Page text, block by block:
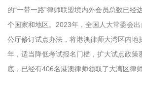
的“一带一路”律师联盟境内外会员总数已经
个国家和地区。2023年，全国人大常委会
公厅修订试点办法，将港澳律师大湾区内地
年，适当降低考试报名门槛，扩大试点政策
底，已经有406名港澳律师领取了大湾区律